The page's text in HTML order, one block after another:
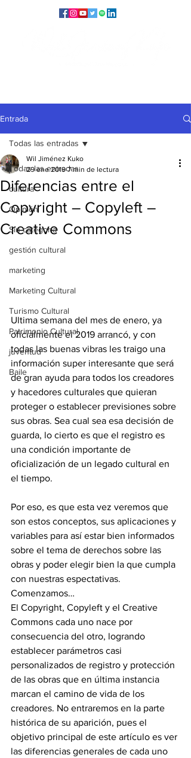
Entrada
Todas las entradas
cultura
Opinión
Sin categoría
gestión cultural
marketing
Marketing Cultural
Turismo Cultural
Patrimonio Cultural
juventud
Baile
Todas las entradas
Diferencias entre el
Copyright – Copyleft –
Creative Commons
Wil Jiménez Kuko
29 ene 2019 7 min de lectura
Ultima semana del mes de enero, ya
oficialmente el 2019 arrancó, y con
todas las buenas vibras les traigo una
información super interesante que será
de gran ayuda para todos los creadores
y hacedores culturales que quieran
proteger o establecer previsiones sobre
sus obras. Sea cual sea esa decisión de
guarda, lo cierto es que el registro es
una condición importante de
oficialización de un legado cultural en
el tiempo.
Por eso, es que esta vez veremos que
son estos conceptos, sus aplicaciones y
variables para así estar bien informados
sobre el tema de derechos sobre las
obras y poder elegir bien la que cumpla
con nuestras espectativas.
Comenzamos…
El Copyright, Copyleft y el Creative
Commons cada uno nace por
consecuencia del otro, logrando
establecer parámetros casi
personalizados de registro y protección
de las obras que en última instancia
marcan el camino de vida de los
creadores. No entraremos en la parte
histórica de su aparición, pues el
objetivo principal de este artículo es ver
las diferencias generales de cada uno